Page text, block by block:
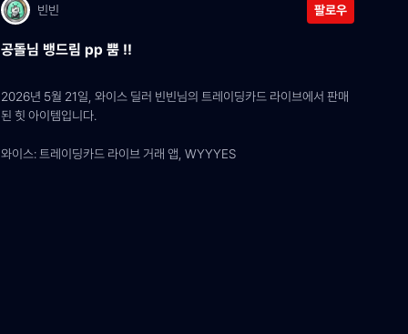
빈빈 팔로우
공돌님 뱅드림 pp 뿜 !!
2026년 5월 21일, 와이스 딜러 빈빈님의 트레이딩카드 라이브에서 판매
된 힛 아이템입니다.
와이스: 트레이딩카드 라이브 거래 앱, WYYYES